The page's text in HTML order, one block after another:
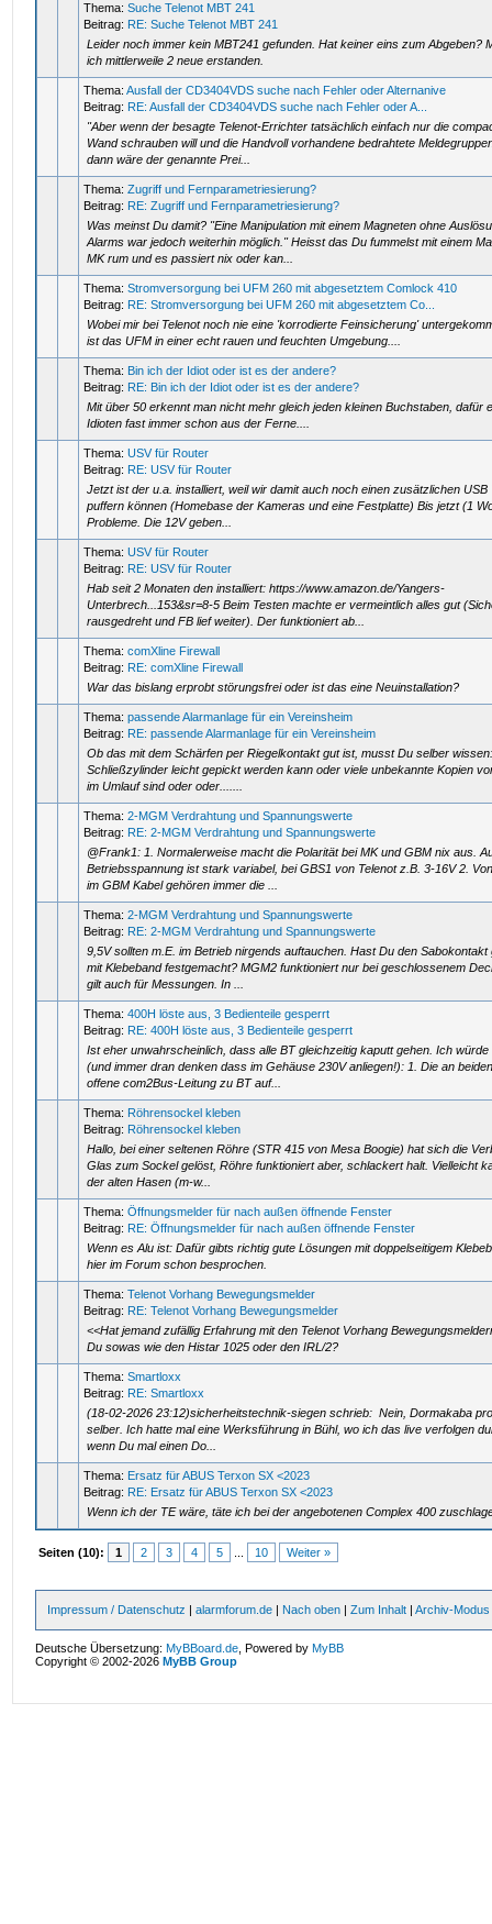
Thema:Suche Telenot MBT 241
Beitrag: RE: Suche Telenot MBT 241
Leider noch immer kein MBT241 gefunden. Hat keiner eins zum Abgeben?
ich mittlerweile 2 neue erstanden.
Thema:Ausfall der CD3404VDS suche nach Fehler oder Alternanive
Beitrag: RE: Ausfall der CD3404VDS suche nach Fehler oder A...
"Aber wenn der besagte Telenot-Errichter tatsächlich einfach nur die
Wand schrauben will und die Handvoll vorhandene bedrahtete
dann wäre der genannte Prei...
Thema:Zugriff und Fernparametriesierung?
Beitrag: RE: Zugriff und Fernparametriesierung?
Was meinst Du damit? "Eine Manipulation mit einem Magneten ohne
Alarms war jedoch weiterhin möglich." Heisst das Du fummelst mit einem
MK rum und es passiert nix oder kan...
Thema:Stromversorgung bei UFM 260 mit abgesetztem Comlock 410
Beitrag: RE: Stromversorgung bei UFM 260 mit abgesetztem Co...
Wobei mir bei Telenot noch nie eine 'korrodierte Feinsicherung'
ist das UFM in einer echt rauen und feuchten Umgebung....
Thema: Bin ich der Idiot oder ist es der andere?
Beitrag: RE: Bin ich der Idiot oder ist es der andere?
Mit über 50 erkennt man nicht mehr gleich jeden kleinen Buchstaben, dafür
Idioten fast immer schon aus der Ferne....
Thema:USV für Router
Beitrag: RE: USV für Router
Jetzt ist der u.a. installiert, weil wir damit auch noch einen zusätzlichen
puffern können (Homebase der Kameras und eine Festplatte) Bis jetzt (1
Probleme. Die 12V geben...
Thema:USV für Router
Beitrag: RE: USV für Router
Hab seit 2 Monaten den installiert: https://www.amazon.de/Yangers-
Unterbrech...153&sr=8-5 Beim Testen machte er vermeintlich alles gut
rausgedreht und FB lief weiter). Der funktioniert ab...
Thema:comXline Firewall
Beitrag: RE: comXline Firewall
War das bislang erprobt störungsfrei oder ist das eine Neuinstallation?
Thema:passende Alarmanlage für ein Vereinsheim
Beitrag: RE: passende Alarmanlage für ein Vereinsheim
Ob das mit dem Schärfen per Riegelkontakt gut ist, musst Du selber
Schließzylinder leicht gepickt werden kann oder viele unbekannte Kopien
im Umlauf sind oder oder.......
Thema:2-MGM Verdrahtung und Spannungswerte
Beitrag: RE: 2-MGM Verdrahtung und Spannungswerte
@Frank1: 1. Normalerweise macht die Polarität bei MK und GBM nix aus.
Betriebsspannung ist stark variabel, bei GBS1 von Telenot z.B. 3-16V 2.
im GBM Kabel gehören immer die ...
Thema:2-MGM Verdrahtung und Spannungswerte
Beitrag: RE: 2-MGM Verdrahtung und Spannungswerte
9,5V sollten m.E. im Betrieb nirgends auftauchen. Hast Du den
mit Klebeband festgemacht? MGM2 funktioniert nur bei geschlossenem
gilt auch für Messungen. In ...
Thema:400H löste aus, 3 Bedienteile gesperrt
Beitrag: RE: 400H löste aus, 3 Bedienteile gesperrt
Ist eher unwahrscheinlich, dass alle BT gleichzeitig kaputt gehen. Ich
(und immer dran denken dass im Gehäuse 230V anliegen!): 1. Die an
offene com2Bus-Leitung zu BT auf...
Thema: Röhrensockel kleben
Beitrag: Röhrensockel kleben
Hallo, bei einer seltenen Röhre (STR 415 von Mesa Boogie) hat sich die
Glas zum Sockel gelöst, Röhre funktioniert aber, schlackert halt. Vielleicht
der alten Hasen (m-w...
Thema:Öffnungsmelder für nach außen öffnende Fenster
Beitrag: RE: Öffnungsmelder für nach außen öffnende Fenster
Wenn es Alu ist: Dafür gibts richtig gute Lösungen mit doppelseitigem
hier im Forum schon besprochen.
Thema:Telenot Vorhang Bewegungsmelder
Beitrag: RE: Telenot Vorhang Bewegungsmelder
<<Hat jemand zufällig Erfahrung mit den Telenot Vorhang
Du sowas wie den Histar 1025 oder den IRL/2?
Thema:Smartloxx
Beitrag: RE: Smartloxx
(18-02-2026 23:12)sicherheitstechnik-siegen schrieb: Nein, Dormakaba
selber. Ich hatte mal eine Werksführung in Bühl, wo ich das live verfolgen
wenn Du mal einen Do...
Thema: Ersatz für ABUS Terxon SX <2023
Beitrag: RE: Ersatz für ABUS Terxon SX <2023
Wenn ich der TE wäre, täte ich bei der angebotenen Complex 400
Seiten (10): 1 2 3 4 5 10 Weiter »
Impressum / Datenschutz |alarmforum.de | Nach oben |Zum Inhalt |Archiv-Modus
Deutsche Übersetzung:MyBBoard.de , Powered byMyBB
Copyright © 2002-2026MyBB Group